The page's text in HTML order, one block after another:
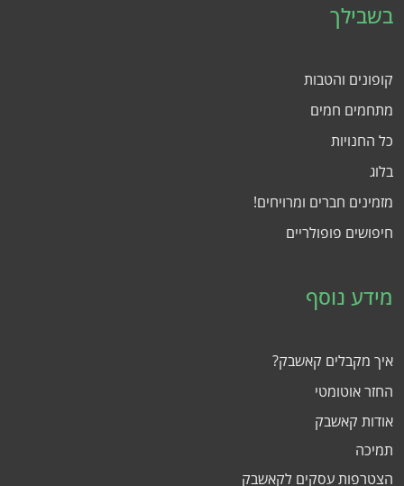
בשבילך
קופונים והטבות
מתחמים חמים
כל החנויות
בלוג
מזמינים חברים ומרויחים!
חיפושים פופולריים
מידע נוסף
איך מקבלים קאשבק?
החזר אוטומטי
אודות קאשבק
תמיכה
הצטרפות עסקים לקאשבק